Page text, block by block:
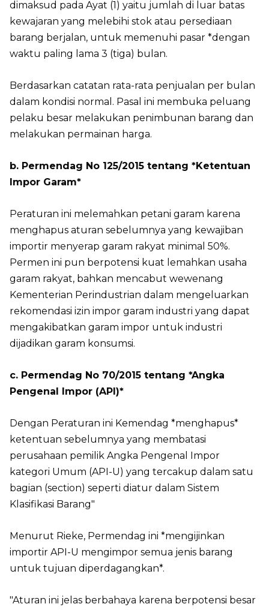
dimaksud pada Ayat (1) yaitu jumlah di luar batas
kewajaran yang melebihi stok atau persediaan
barang berjalan, untuk memenuhi pasar *dengan
waktu paling lama 3 (tiga) bulan.
Berdasarkan catatan rata-rata penjualan per bulan
dalam kondisi normal. Pasal ini membuka peluang
pelaku besar melakukan penimbunan barang dan
melakukan permainan harga.
b. Permendag No 125/2015 tentang *Ketentuan
Impor Garam*
Peraturan ini melemahkan petani garam karena
menghapus aturan sebelumnya yang kewajiban
importir menyerap garam rakyat minimal 50%.
Permen ini pun berpotensi kuat lemahkan usaha
garam rakyat, bahkan mencabut wewenang
Kementerian Perindustrian dalam mengeluarkan
rekomendasi izin impor garam industri yang dapat
mengakibatkan garam impor untuk industri
dijadikan garam konsumsi.
c. Permendag No 70/2015 tentang *Angka
Pengenal Impor (API)*
Dengan Peraturan ini Kemendag *menghapus*
ketentuan sebelumnya yang membatasi
perusahaan pemilik Angka Pengenal Impor
kategori Umum (API-U) yang tercakup dalam satu
bagian (section) seperti diatur dalam Sistem
Klasifikasi Barang"
Menurut Rieke, Permendag ini *mengijinkan
importir API-U mengimpor semua jenis barang
untuk tujuan diperdagangkan*.
"Aturan ini jelas berbahaya karena berpotensi besar